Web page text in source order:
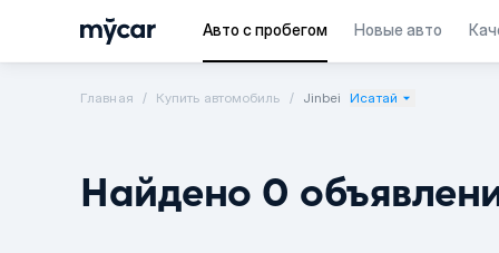
Авто с пробегом Новые авто
Главная Купить автомобиль Jinbei Исатай
Найдено 0